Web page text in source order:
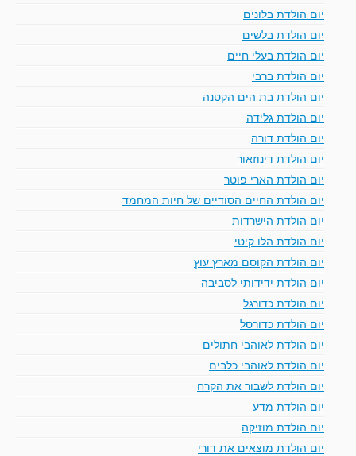
יום הולדת בלונים
יום הולדת בלשים
יום הולדת בעלי חיים
יום הולדת ברבי
יום הולדת בת הים הקטנה
יום הולדת גלידה
יום הולדת דורה
יום הולדת דינוזאור
יום הולדת הארי פוטר
יום הולדת החיים הסודיים של חיות המחמד
יום הולדת הישרדות
יום הולדת הלו קיטי
יום הולדת הקוסם מארץ עוץ
יום הולדת ידידותי לסביבה
יום הולדת כדורגל
יום הולדת כדורסל
יום הולדת לאוהבי חתולים
יום הולדת לאוהבי כלבים
יום הולדת לשבור את הקרח
יום הולדת מדע
יום הולדת מוזיקה
יום הולדת מוצאים את דורי